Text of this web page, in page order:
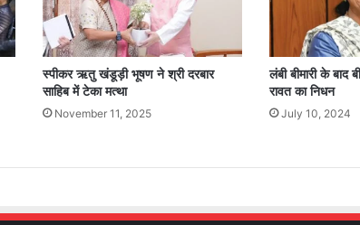
स्पीकर ऋतु खंडूड़ी भूषण ने श्री दरबार
साहिब में टेका मत्था
November 11, 2025
लंबी बीमारी के बाद
रावत का निधन
July 10, 2024